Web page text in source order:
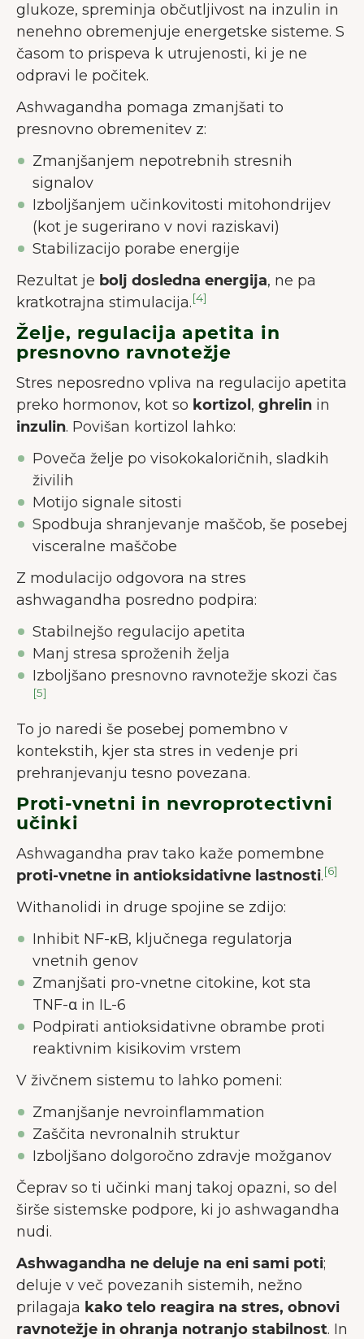
glukoze, spreminja občutljivost na inzulin in
nenehno obremenjuje energetske sisteme. S
časom to prispeva k utrujenosti, ki je ne
odpravi le počitek.
Ashwagandha pomaga zmanjšati to
presnovno obremenitev z:
Zmanjšanjem nepotrebnih stresnih
signalov
Izboljšanjem učinkovitosti mitohondrijev
(kot je sugerirano v novi raziskavi)
Stabilizacijo porabe energije
Rezultat je bolj dosledna energija, ne pa
kratkotrajna stimulacija.[4]
Želje, regulacija apetita in
presnovno ravnotežje
Stres neposredno vpliva na regulacijo apetita
preko hormonov, kot so kortizol , ghrelin in
inzulin. Povišan kortizol lahko:
Poveča želje po visokokaloričnih, sladkih
živilih
Motijo signale sitosti
Spodbuja shranjevanje maščob, še posebej
visceralne maščobe
Z modulacijo odgovora na stres
ashwagandha posredno podpira:
Stabilnejšo regulacijo apetita
Manj stresa sproženih želja
Izboljšano presnovno ravnotežje skozi čas
[5]
To jo naredi še posebej pomembno v
kontekstih, kjer sta stres in vedenje pri
prehranjevanju tesno povezana.
Proti-vnetni in nevroprotectivni
učinki
Ashwagandha prav tako kaže pomembne
proti-vnetne in antioksidativne lastnosti.[6]
Withanolidi in druge spojine se zdijo:
Inhibit NF-κB, ključnega regulatorja
vnetnih genov
Zmanjšati pro-vnetne citokine, kot sta
TNF-α in IL-6
Podpirati antioksidativne obrambe proti
reaktivnim kisikovim vrstem
V živčnem sistemu to lahko pomeni:
Zmanjšanje nevroinflammation
Zaščita nevronalnih struktur
Izboljšano dolgoročno zdravje možganov
Čeprav so ti učinki manj takoj opazni, so del
širše sistemske podpore, ki jo ashwagandha
nudi.
Ashwagandha ne deluje na eni sami poti;
deluje v več povezanih sistemih, nežno
prilagaja kako telo reagira na stres, obnovi
ravnotežje in ohranja notranjo stabilnost. In